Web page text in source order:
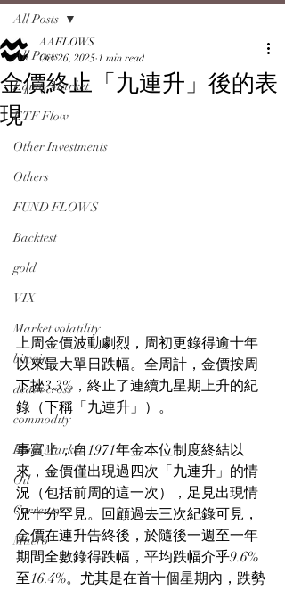
All Posts
Equity Market
ETF Flow
Other Investments
Others
FUND FLOWS
Backtest
gold
VIX
Market volatility
bitcoin
death cross
commodity
Bond Market
Oil
Currency
Macro
All Posts
金價終止「九連升」後的表
現
AAFLOWS
Oct 26, 2025 1 min read
上周金價波動劇烈，周初更錄得逾十年
以來最大單日跌幅。全周計，金價按周
下挫3.3%，終止了連續九星期上升的紀
錄（下稱「九連升」）。
事實上，自1971年金本位制度終結以
來，金價僅出現過四次「九連升」的情
況（包括前周的這一次），足見出現情
況十分罕見。回顧過去三次紀錄可見，
金價在連升告終後，於隨後一週至一年
期間全數錄得跌幅，平均跌幅介乎9.6%
至16.4%。尤其是在首十個星期內，跌勢